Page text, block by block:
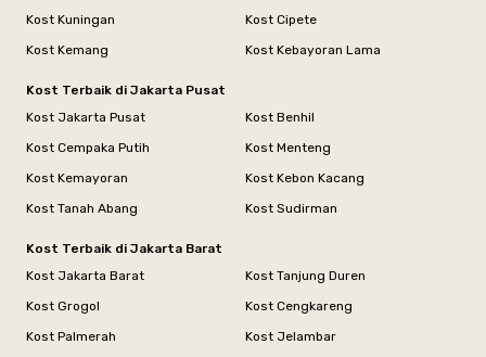
Kost Kuningan
Kost Cipete
Kost Kemang
Kost Kebayoran Lama
Kost Terbaik di Jakarta Pusat
Kost Jakarta Pusat
Kost Benhil
Kost Cempaka Putih
Kost Menteng
Kost Kemayoran
Kost Kebon Kacang
Kost Tanah Abang
Kost Sudirman
Kost Terbaik di Jakarta Barat
Kost Jakarta Barat
Kost Tanjung Duren
Kost Grogol
Kost Cengkareng
Kost Palmerah
Kost Jelambar